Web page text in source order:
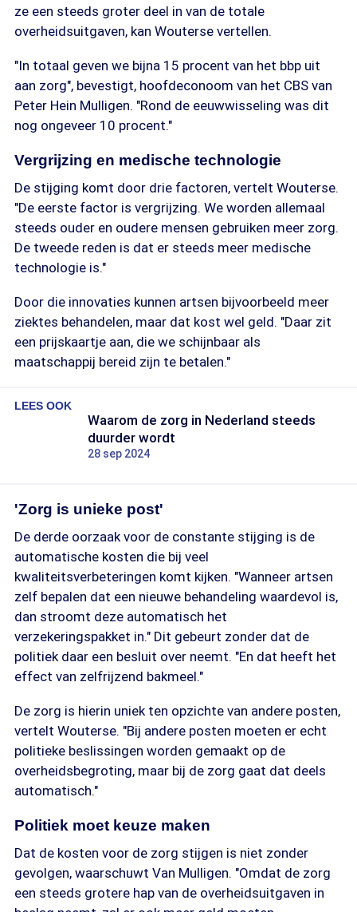
ze een steeds groter deel in van de totale
overheidsuitgaven, kan Wouterse vertellen.
"In totaal geven we bijna 15 procent van het bbp uit
aan zorg", bevestigt, hoofdeconoom van het CBS van
Peter Hein Mulligen. "Rond de eeuwwisseling was dit
nog ongeveer 10 procent."
Vergrijzing en medische technologie
De stijging komt door drie factoren, vertelt Wouterse.
"De eerste factor is vergrijzing. We worden allemaal
steeds ouder en oudere mensen gebruiken meer zorg.
De tweede reden is dat er steeds meer medische
technologie is."
Door die innovaties kunnen artsen bijvoorbeeld meer
ziektes behandelen, maar dat kost wel geld. "Daar zit
een prijskaartje aan, die we schijnbaar als
maatschappij bereid zijn te betalen."
LEES OOK
Waarom de zorg in Nederland steeds
duurder wordt
28 sep 2024
'Zorg is unieke post'
De derde oorzaak voor de constante stijging is de
automatische kosten die bij veel
kwaliteitsverbeteringen komt kijken. "Wanneer artsen
zelf bepalen dat een nieuwe behandeling waardevol is,
dan stroomt deze automatisch het
verzekeringspakket in." Dit gebeurt zonder dat de
politiek daar een besluit over neemt. "En dat heeft het
effect van zelfrijzend bakmeel."
De zorg is hierin uniek ten opzichte van andere posten,
vertelt Wouterse. "Bij andere posten moeten er echt
politieke beslissingen worden gemaakt op de
overheidsbegroting, maar bij de zorg gaat dat deels
automatisch."
Politiek moet keuze maken
Dat de kosten voor de zorg stijgen is niet zonder
gevolgen, waarschuwt Van Mulligen. "Omdat de zorg
een steeds grotere hap van de overheidsuitgaven in